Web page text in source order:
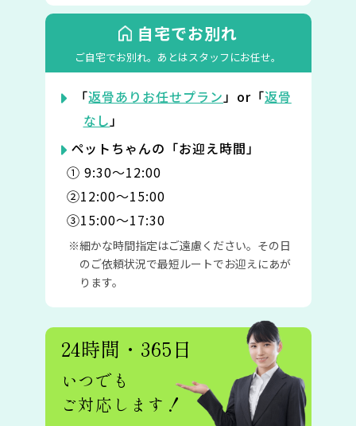
自宅でお別れ
ご自宅でお別れ。 あとはスタッフにお任せ。
「返骨ありお任せプラン」or「返骨
なし」
ペットちゃんの「お迎え時間」
① 9:30〜12:00
②12:00〜15:00
③15:00〜17:30
細かな時間指定はご遠慮ください。その日
のご依頼状況で最短ルートでお迎えにあが
ります。
24時間・365日
いつでも
ご対応します！